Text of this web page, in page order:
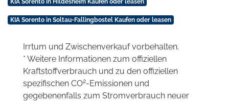
KIA Sorento in Hildesheim Kaufen oder leasen
KIA Sorento in Soltau-Fallingbostel Kaufen oder leasen
Irrtum und Zwischenverkauf vorbehalten.
* Weitere Informationen zum offiziellen
Kraftstoffverbrauch und zu den offiziellen
spezifischen CO2-Emissionen und
gegebenenfalls zum Stromverbrauch neuer